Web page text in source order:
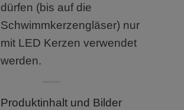
dürfen (bis auf die
Schwimmkerzengläser) nur
mit LED Kerzen verwendet
werden.
Produktinhalt und Bilder